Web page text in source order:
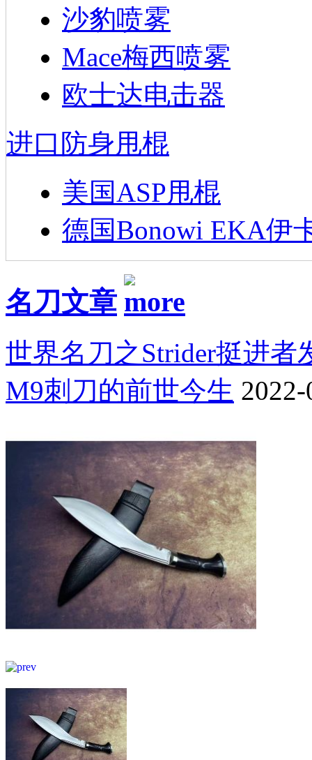
沙豹喷雾
Mace梅西喷雾
欧士达电击器
进口防身甩棍
美国ASP甩棍
德国Bonowi EKA伊
名刀文章
世界名刀之Strider挺进者
M9刺刀的前世今生